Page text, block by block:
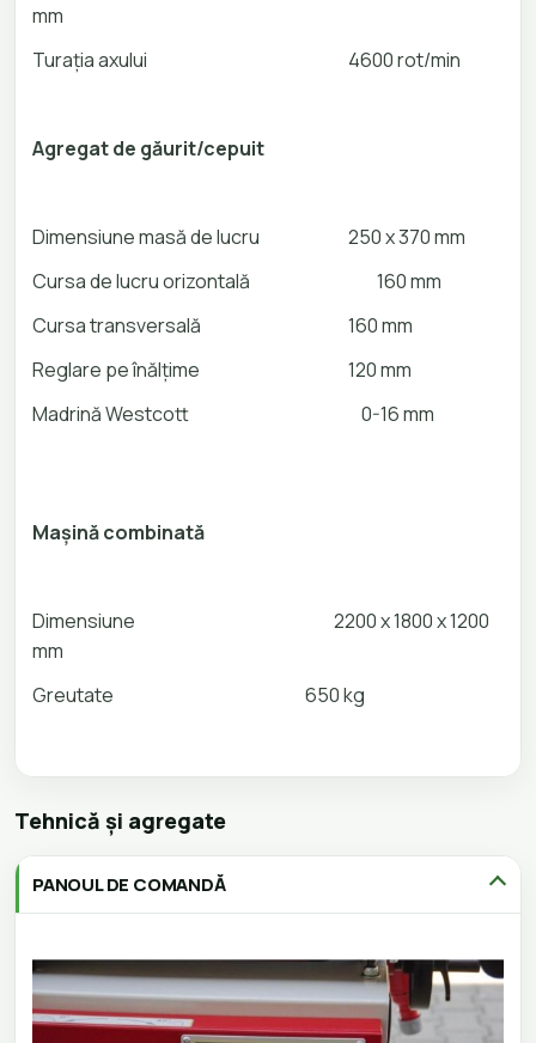
mm
Turația axului
4600 rot/min
Agregat de găurit/cepuit
Dimensiune masă de lucru
250 x 370 mm
Cursa de lucru orizontală
160 mm
Cursa transversală
160 mm
Reglare pe înălțime
120 mm
Madrină Westcott 0-16 mm
Mașină combinată
Dimensiune
2200 x 1800 x 1200
mm
Greutate
650 kg
Tehnică și agregate
PANOUL DE COMANDĂ